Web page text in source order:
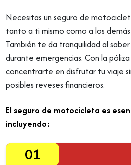
Necesitas un seguro de
tanto a ti mismo como a los
También te da tranquilidad al
durante emergencias. Con la
concentrarte en disfrutar tu viaje
posibles reveses financieros.
El seguro de motocicleta es
incluyendo:
01